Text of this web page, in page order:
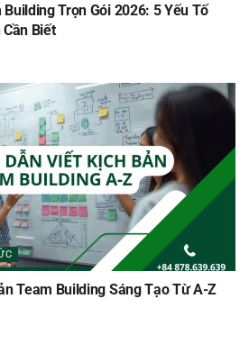
Trọn Gói 2026: 5 Yếu Tố
Biết
Team Building Sáng Tạo Từ A-Z